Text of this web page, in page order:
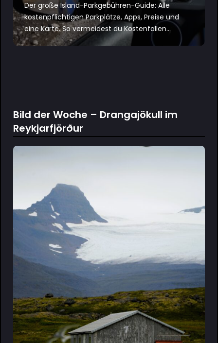
Der große Island-Parkgebühren-Guide: Alle
kostenpflichtigen Parkplätze, Apps, Preise und
eine Karte. So vermeidest du Kostenfallen...
Bild der Woche – Drangajökull im
Reykjarfjörður